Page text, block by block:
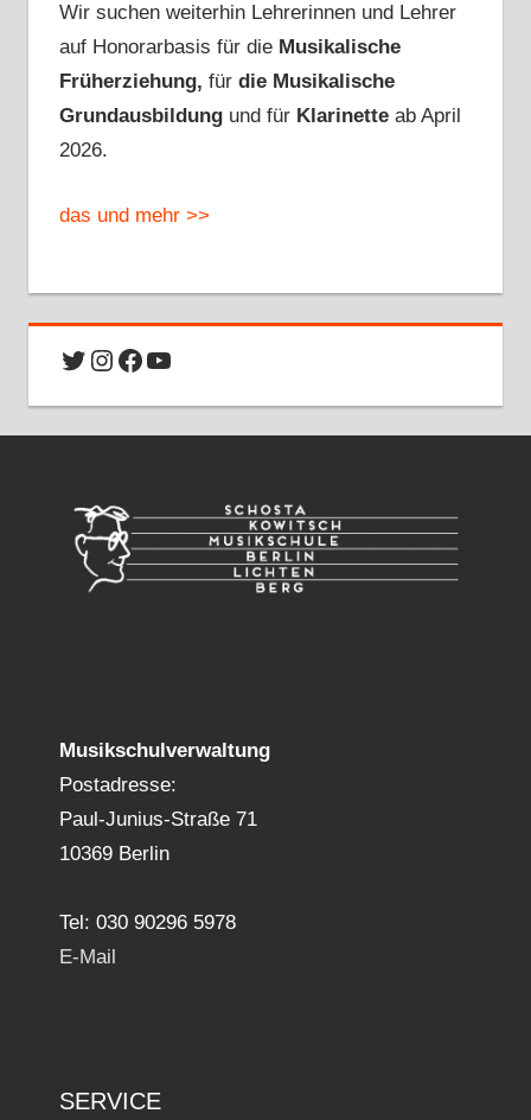
Wir suchen weiterhin Lehrerinnen und Lehrer
auf Honorarbasis für die Musikalische
Früherziehung, fürdie Musikalische
Grundausbildung und fürKlarinette ab April
2026.
das und mehr >>
Twitter
Instagram
Facebook
YouTube
Musikschulverwaltung
Postadresse:
Paul-Junius-Straße 71
10369 Berlin
Tel: 030 90296 5978
E-Mail
SERVICE